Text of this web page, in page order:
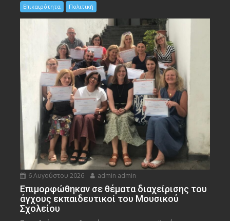
Επικαιρότητα Πολιτική
6 Αυγούστου 2026 admin admin
Eπιμορφώθηκαν σε θέματα διαχείρισης του
άγχους εκπαιδευτικοί του Μουσικού
Σχολείου